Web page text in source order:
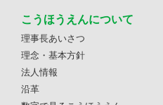
こうほうえんについて
理事長あいさつ
理念・基本方針
法人情報
沿革